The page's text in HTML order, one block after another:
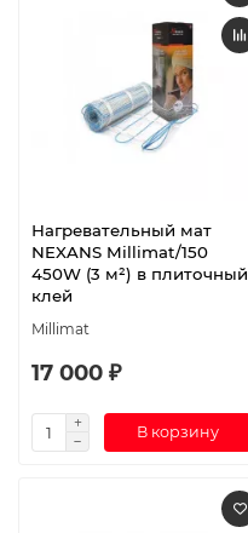
Нагревательный мат
NEXANS Millimat/150
450W (3 м²) в плиточный
клей
Millimat
17 000 ₽
В корзину